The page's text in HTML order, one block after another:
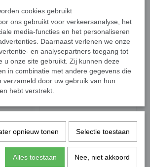
MDF draak; 26 cm
€ 4,95
In winkelwagen
cookies gebruikt
ons gebruikt voor verkeersanalyse, het
media-functies en het personaliseren
Daarnaast verlenen we onze
en analysepartners toegang tot
u onze site gebruikt. Zij kunnen deze
in combinatie met andere gegevens die
verzameld door uw gebruik van hun
hebt verstrekt.
opnieuw tonen Selectie toestaan
Alles toestaan Nee, niet akkoord